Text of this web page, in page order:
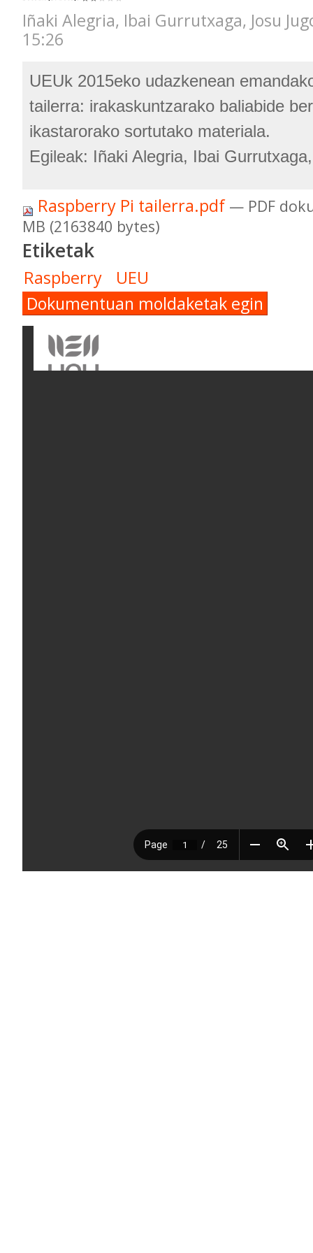
Iñaki Alegria, Ibai Gurrutxaga, Josu
15:26
UEUk 2015eko udazkenean
tailerra: irakaskuntzarako baliabide
ikastarorako sortutako materiala.
Egileak: Iñaki Alegria, Ibai
Raspberry Pi tailerra.pdf — PDF
MB (2163840 bytes)
Etiketak
Raspberry
UEU
Dokumentuan moldaketak egin